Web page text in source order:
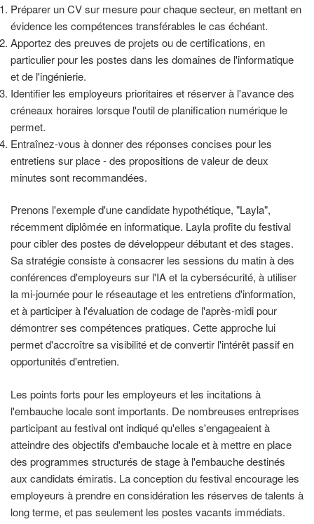
Préparer un CV sur mesure pour chaque secteur, en mettant en
évidence les compétences transférables le cas échéant.
Apportez des preuves de projets ou de certifications, en
particulier pour les postes dans les domaines de l'informatique
et de l'ingénierie.
Identifier les employeurs prioritaires et réserver à l'avance des
créneaux horaires lorsque l'outil de planification numérique le
permet.
Entraînez-vous à donner des réponses concises pour les
entretiens sur place - des propositions de valeur de deux
minutes sont recommandées.
Prenons l'exemple d'une candidate hypothétique, "Layla",
récemment diplômée en informatique. Layla profite du festival
pour cibler des postes de développeur débutant et des stages.
Sa stratégie consiste à consacrer les sessions du matin à des
conférences d'employeurs sur l'IA et la cybersécurité, à utiliser
la mi-journée pour le réseautage et les entretiens d'information,
et à participer à l'évaluation de codage de l'après-midi pour
démontrer ses compétences pratiques. Cette approche lui
permet d'accroître sa visibilité et de convertir l'intérêt passif en
opportunités d'entretien.
Les points forts pour les employeurs et les incitations à
l'embauche locale sont importants. De nombreuses entreprises
participant au festival ont indiqué qu'elles s'engageaient à
atteindre des objectifs d'embauche locale et à mettre en place
des programmes structurés de stage à l'embauche destinés
aux candidats émiratis. La conception du festival encourage les
employeurs à prendre en considération les réserves de talents à
long terme, et pas seulement les postes vacants immédiats.